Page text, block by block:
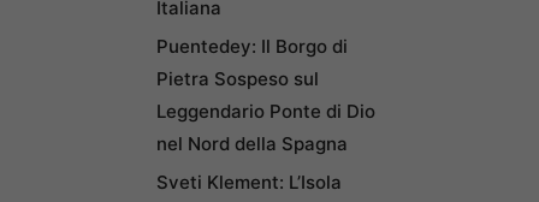
Italiana
Puentedey: Il Borgo di
Pietra Sospeso sul
Leggendario Ponte di Dio
nel Nord della Spagna
Sveti Klement: L’Isola